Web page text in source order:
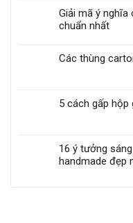
Giải mã ý nghĩa
chuẩn nhất
Các thùng
5 cách gấp hộp
16 ý tưởng
handmade đẹp